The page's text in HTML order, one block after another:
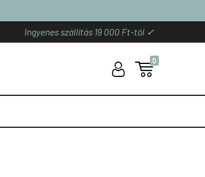
Ingyenes szállítás 19 000 Ft-tól ✓
U 
0